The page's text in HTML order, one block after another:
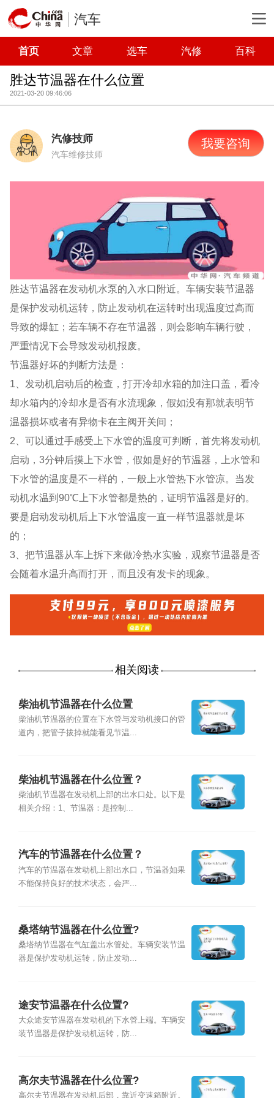
汽车
首页 文章 选车 汽修 百科
胜达节温器在什么位置
2021-03-20 09:46:06
汽修技师
汽车维修技师
我要咨询
胜达节温器在发动机水泵的入水口附近。车辆安装节温器
是保护发动机运转，防止发动机在运转时出现温度过高而
导致的爆缸；若车辆不存在节温器，则会影响车辆行驶，
严重情况下会导致发动机报废。
节温器好坏的判断方法是：
1、发动机启动后的检查，打开冷却水箱的加注口盖，看冷
却水箱内的冷却水是否有水流现象，假如没有那就表明节
温器损坏或者有异物卡在主阀开关间；
2、可以通过手感受上下水管的温度可判断，首先将发动机
启动，3分钟后摸上下水管，假如是好的节温器，上水管和
下水管的温度是不一样的，一般上水管热下水管凉。当发
动机水温到90℃上下水管都是热的，证明节温器是好的。
要是启动发动机后上下水管温度一直一样节温器就是坏
的；
3、把节温器从车上拆下来做冷热水实验，观察节温器是否
会随着水温升高而打开，而且没有发卡的现象。
相关阅读
柴油机节温器在什么位置
柴油机节温器的位置在下水管与发动机接口的管
道内，把管子拔掉就能看见节温...
柴油机节温器在什么位置？
柴油机节温器在发动机上部的出水口处。以下是
相关介绍：1、节温器：是控制...
汽车的节温器在什么位置？
汽车的节温器在发动机上部出水口，节温器如果
不能保持良好的技术状态，会严...
桑塔纳节温器在什么位置?
桑塔纳节温器在气缸盖出水管处。车辆安装节温
器是保护发动机运转，防止发动...
途安节温器在什么位置?
大众途安节温器在发动机的下水管上端。车辆安
装节温器是保护发动机运转，防...
高尔夫节温器在什么位置?
高尔夫节温器在发动机后部，靠近变速箱附近。